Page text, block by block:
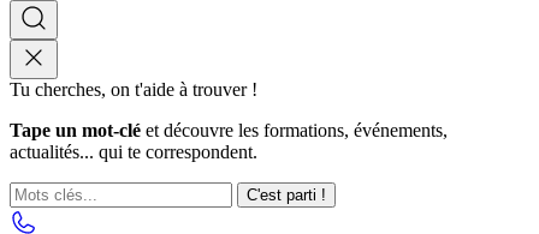
Tu cherches, on t'aide à trouver !
Tape un mot-clé et découvre les formations, événements,
actualités... qui te correspondent.
C'est parti !